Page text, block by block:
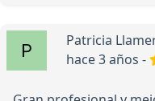
Patricia
hace 3 años -